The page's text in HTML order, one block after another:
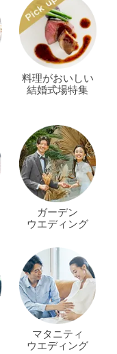
料理がおいしい
結婚式場特集
ガーデン
ウエディング
マタニティ
ウエディング